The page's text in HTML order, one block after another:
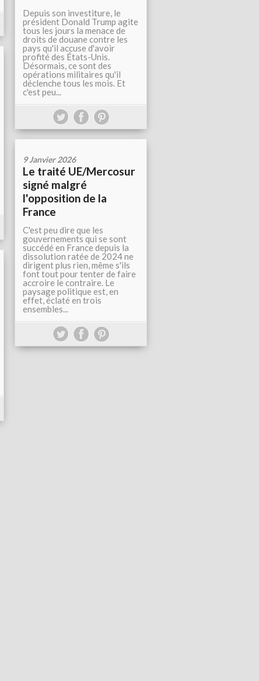
Depuis son investiture, le
président Donald Trump agite
tous les jours la menace de
droits de douane contre les
pays qu'il accuse d'avoir
profité des États-Unis.
Désormais, ce sont des
opérations militaires qu'il
déclenche tous les mois. Et
c'est peu...
9 Janvier 2026
Le traité UE/Mercosur
signé malgré
l'opposition de la
France
C'est peu dire que les
gouvernements qui se sont
succédé en France depuis la
dissolution ratée de 2024 ne
dirigent plus rien, même s'ils
font tout pour tenter de faire
accroire le contraire. Le
paysage politique est, en
effet, éclaté en trois
ensembles...